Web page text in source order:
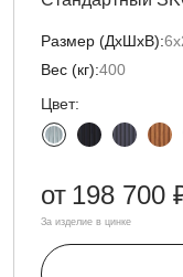
Размер (ДxШxВ):
Вес (кг):400
Цвет:
от 198 700
За изделие в цинке